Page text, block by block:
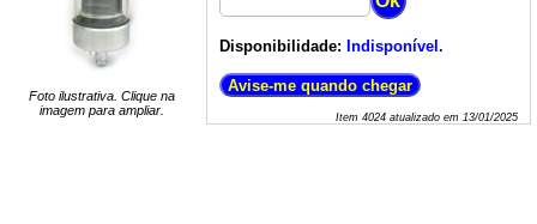
Foto ilustrativa. Clique na
imagem para ampliar.
Disponibilidade: Indisponível.
Item 4024atualizado em 13/01/2025